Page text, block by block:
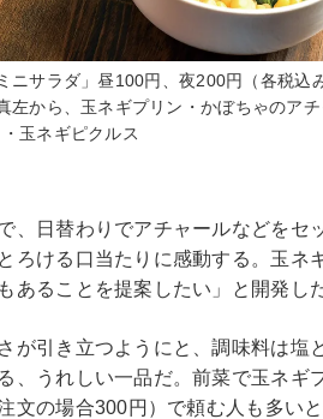
ニサラダ」昼100円、夜200円（各税
左から、玉ネギプリン・かぼちゃのア
・玉ネギピクルス
、日替わりでアチャールなどをセ
ろける口当たりに感動する。玉
あることを提案したい」と開発し
が引き立つようにと、調味料は塩
、うれしい一品だ。前菜で玉ネ
文の場合300円）で頼む人も多いと